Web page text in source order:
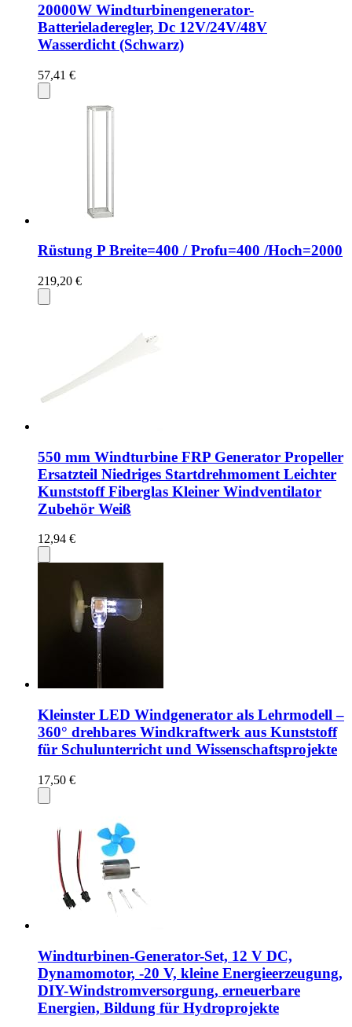
20000W Windturbinengenerator-
Batterieladeregler, Dc 12V/24V/48V
Wasserdicht (Schwarz)
57,41 €
Rüstung P Breite=400 / Profu=400 /Hoch=2000
219,20 €
550 mm Windturbine FRP Generator Propeller
Ersatzteil Niedriges Startdrehmoment Leichter
Kunststoff Fiberglas Kleiner Windventilator
Zubehör Weiß
12,94 €
Kleinster LED Windgenerator als Lehrmodell –
360° drehbares Windkraftwerk aus Kunststoff
für Schulunterricht und Wissenschaftsprojekte
17,50 €
Windturbinen-Generator-Set, 12 V DC,
Dynamomotor, -20 V, kleine Energieerzeugung,
DIY-Windstromversorgung, erneuerbare
Energien, Bildung für Hydroprojekte